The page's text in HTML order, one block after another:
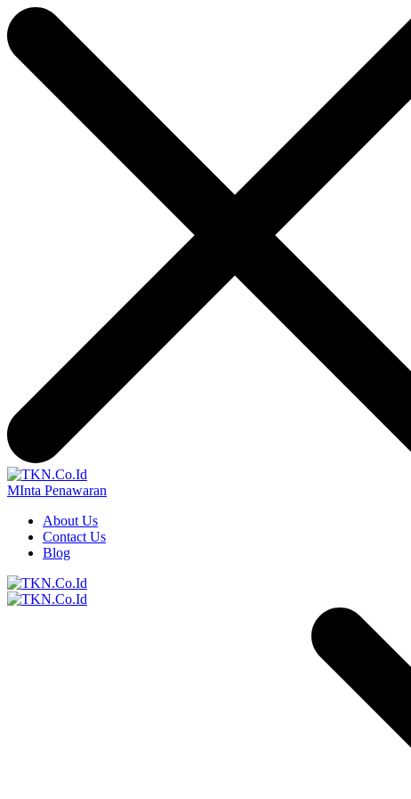
MInta Penawaran
About Us
Contact Us
Blog